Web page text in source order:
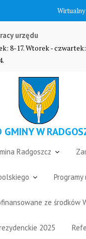
urzędu
8-17. Wtorek - czwartek:
GMINY W
Radgoszcz
ze środków
2025